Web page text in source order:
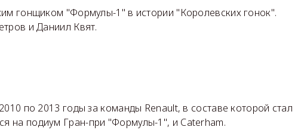
гонщиком "Формулы-1" в истории "Королевских гонок".
и Даниил Квят.
по 2013 годы за команды Renault, в составе которой стал
на подиум Гран-при "Формулы-1", и Caterham.